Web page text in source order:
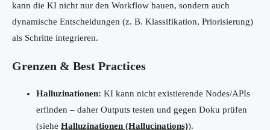
kann die KI nicht nur den Workflow bauen, sondern auch
dynamische Entscheidungen (z. B. Klassifikation, Priorisierung)
als Schritte integrieren.
Grenzen & Best Practices
Halluzinationen: KI kann nicht existierende Nodes/APIs
erfinden – daher Outputs testen und gegen Doku prüfen
(siehe Halluzinationen (Hallucinations)).